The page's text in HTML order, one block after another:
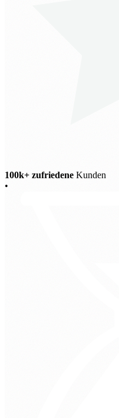
100k+ zufriedene Kunden
•